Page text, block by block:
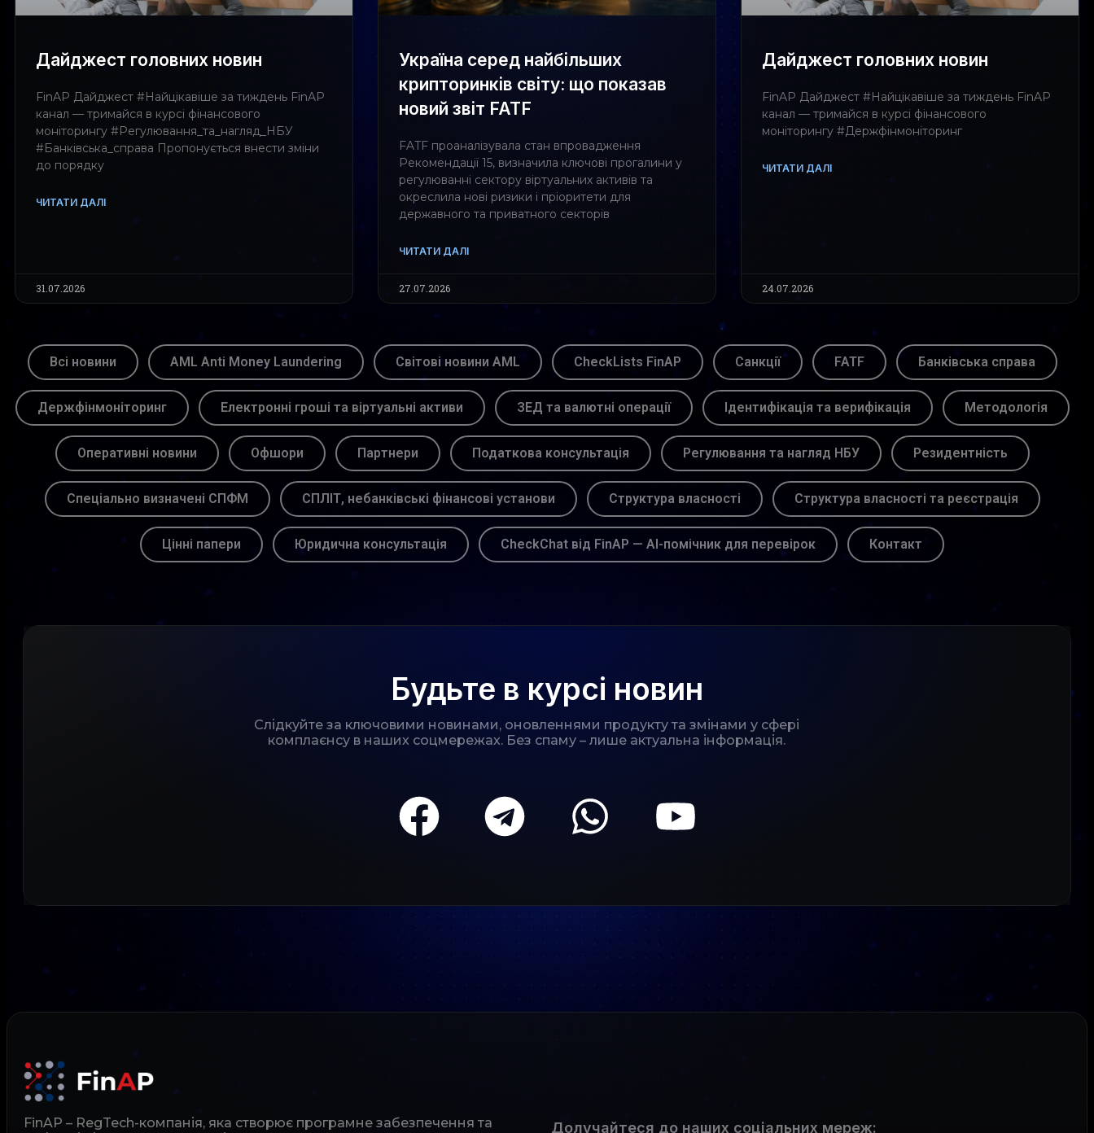
Дайджест головних новин
FinAP Дайджест #Найцікавіше за тиждень FinAP
канал — тримайся в курсі фінансового
моніторингу #Регулювання_та_нагляд_НБУ
#Банківська_справа Пропонується внести зміни
до порядку
ЧИТАТИ ДАЛІ
31.07.2026
Україна серед найбільших
крипторинків світу: що показав
новий звіт FATF
FATF проаналізувала стан впровадження
Рекомендації 15, визначила ключові прогалини у
регулюванні сектору віртуальних активів та
окреслила нові ризики і пріоритети для
державного та приватного секторів
ЧИТАТИ ДАЛІ
27.07.2026
Дайджест головних новин
FinAP Дайджест #Найцікавіше за тиждень FinAP
канал — тримайся в курсі фінансового
моніторингу #Держфінмоніторинг
ЧИТАТИ ДАЛІ
24.07.2026
Всі новини AML Anti Money Laundering Світові новини AML CheckLists FinAP Санкції FATF Банківська справа
Держфінмоніторинг Електронні гроші та віртуальні активи ЗЕД та валютні операції Ідентифікація та верифікація Методологія
Оперативні новини Офшори Партнери Податкова консультація Регулювання та нагляд НБУ Резидентність
Спеціально визначені СПФМ СПЛІТ, небанківські фінансові установи Структура власності Структура власності та реєстрація
Цінні папери Юридична консультація CheckChat від FinAP — AI-помічник для перевірок Контакт
Будьте в курсі новин
Слідкуйте за ключовими новинами, оновленнями продукту та змінами у сфері
комплаєнсу в наших соцмережах. Без спаму – лише актуальна інформація.
FinAP – RegTech-компанія, яка створює програмне забезпечення та
Долучайтеся до наших соціальних мереж: